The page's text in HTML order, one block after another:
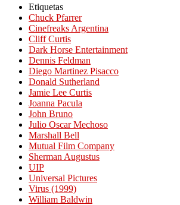
Etiquetas
Chuck Pfarrer
Cinefreaks Argentina
Cliff Curtis
Dark Horse Entertainment
Dennis Feldman
Diego Martinez Pisacco
Donald Sutherland
Jamie Lee Curtis
Joanna Pacula
John Bruno
Julio Oscar Mechoso
Marshall Bell
Mutual Film Company
Sherman Augustus
UIP
Universal Pictures
Virus (1999)
William Baldwin